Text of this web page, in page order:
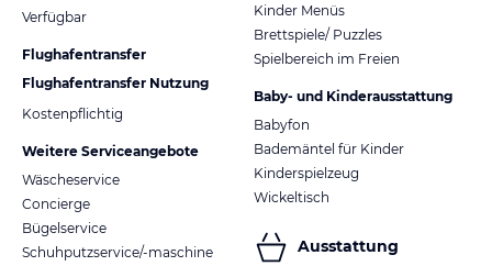
Verfügbar
Flughafentransfer
Flughafentransfer Nutzung
Kostenpflichtig
Weitere Serviceangebote
Wäscheservice
Concierge
Bügelservice
Schuhputzservice/-maschine
Kinder Menüs
Brettspiele/ Puzzles
Spielbereich im Freien
Baby- und Kinderausstattung
Babyfon
Bademäntel für Kinder
Kinderspielzeug
Wickeltisch
Ausstattung